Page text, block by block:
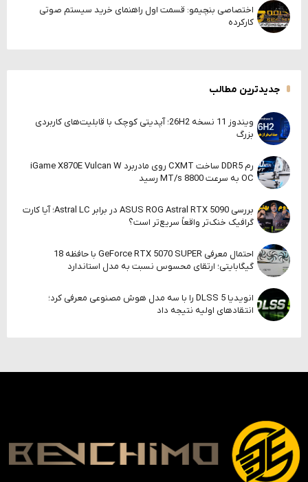
اختصاصی بنچیمو: قسمت اول راهنمای خرید سیستم صوتی
کارکرده
جدیدترین مطالب
ویندوز 11 نسخه 26H2؛ آپدیتی کوچک با قابلیت‌های کاربردی
بزرگ
رم DDR5 ساخت CXMT روی مادربرد iGame X870E Vulcan W
OC به سرعت 8800 MT/s رسید
بررسی ASUS ROG Astral RTX 5090 در برابر Astral LC؛ آیا کارت
گرافیک خنک‌تر واقعاً سریع‌تر است؟
احتمال معرفی GeForce RTX 5070 SUPER با حافظه 18
گیگابایتی؛ ارتقای محسوس نسبت به مدل استاندارد
انویدیا DLSS 5 را با سه مدل هوش مصنوعی معرفی کرد؛
انتقادهای اولیه نتیجه داد